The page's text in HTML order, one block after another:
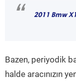
“ 2011 Bmw
Bazen, periyodik
halde aracınızın